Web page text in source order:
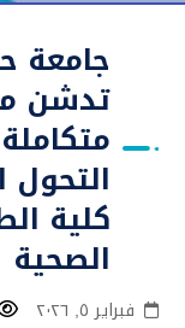
جامعة
تدشن
كلية
الصحية
فبراير ٥, ٢٠٢٦